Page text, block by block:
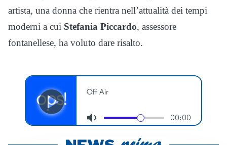
artista, una donna che rientra nell’attualità dei tempi
moderni a cui Stefania Piccardo, assessore
fontanellese, ha voluto dare risalto.